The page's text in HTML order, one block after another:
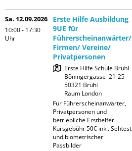
Sa. 12.09.2026
10:00 - 17:30
Uhr
Erste Hilfe Ausbildung
9UE für
Führerscheinanwärter/
Firmen/ Vereine/
Privatpersonen
Erste Hilfe Schule Brühl
Böningergasse  21-25
50321 Brühl
Raum London
Für Führerscheinanwärter,
Privatpersonen und
betriebliche Ersthelfer
Kursgebühr 50€ inkl. Sehtest
und biometrischer
Passbilder